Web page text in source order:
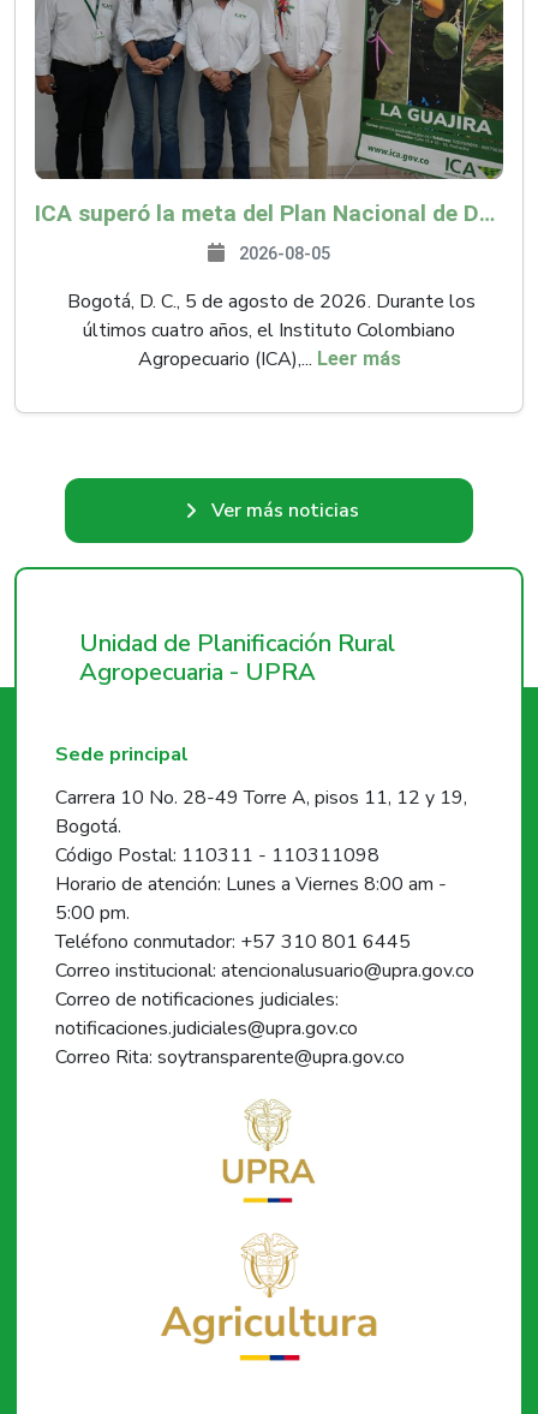
ICA superó la meta del Plan Nacional de Desarrollo y abrió 61 mercados internacionales
2026-08-05
Bogotá, D. C., 5 de agosto de 2026. Durante los
últimos cuatro años, el Instituto Colombiano
Agropecuario (ICA),... Leer más
Ver más noticias
Unidad de Planificación Rural
Agropecuaria - UPRA
Sede principal
Carrera 10 No. 28-49 Torre A, pisos 11, 12 y 19,
Bogotá.
Código Postal: 110311 - 110311098
Horario de atención: Lunes a Viernes 8:00 am -
5:00 pm.
Teléfono conmutador: +57 310 801 6445
Correo institucional: atencionalusuario@upra.gov.co
Correo de notificaciones judiciales:
notificaciones.judiciales@upra.gov.co
Correo Rita: soytransparente@upra.gov.co